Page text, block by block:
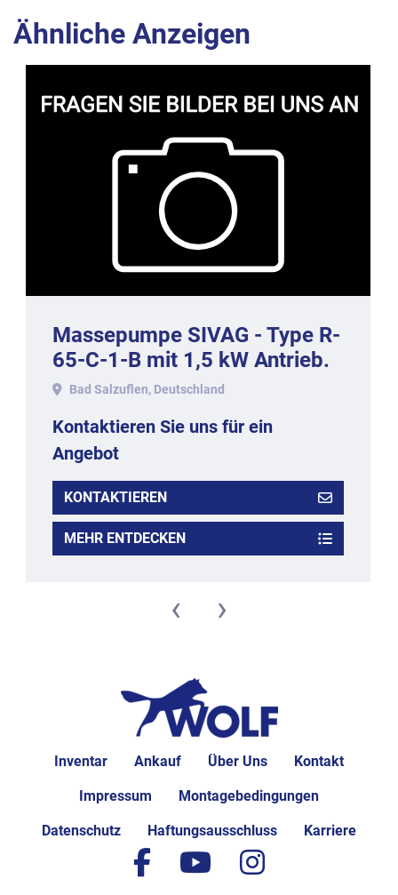
Ähnliche Anzeigen
Massepumpe SIVAG - Type R-
65-C-1-B mit 1,5 kW Antrieb.
Bad Salzuflen, Deutschland
Kontaktieren Sie uns für ein
Angebot
KONTAKTIEREN
MEHR ENTDECKEN
‹ ›
Inventar Ankauf Über Uns Kontakt
Impressum Montagebedingungen
Datenschutz Haftungsausschluss Karriere
facebook
youtubeinstagram